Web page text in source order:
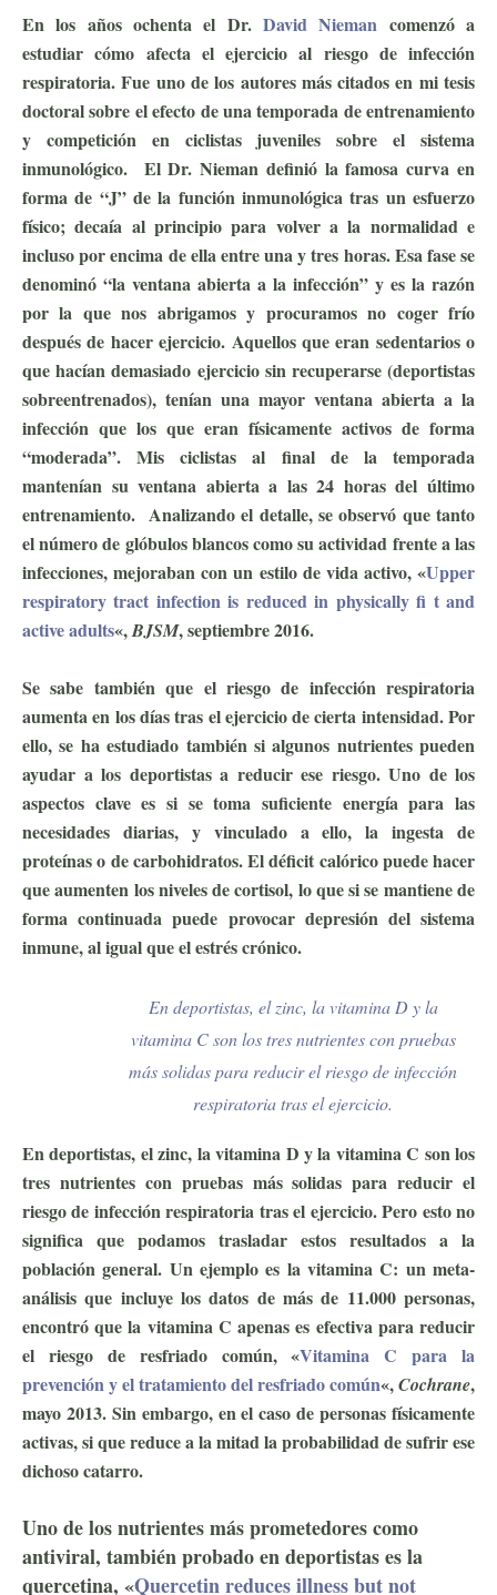
En los años ochenta el Dr. David Nieman comenzó a
estudiar cómo afecta el ejercicio al riesgo de infección
respiratoria. Fue uno de los autores más citados en mi tesis
doctoral sobre el efecto de una temporada de entrenamiento
y competición en ciclistas juveniles sobre el sistema
inmunológico. El Dr. Nieman definió la famosa curva en
forma de “J” de la función inmunológica tras un esfuerzo
físico; decaía al principio para volver a la normalidad e
incluso por encima de ella entre una y tres horas. Esa fase se
denominó “la ventana abierta a la infección” y es la razón
por la que nos abrigamos y procuramos no coger frío
después de hacer ejercicio. Aquellos que eran sedentarios o
que hacían demasiado ejercicio sin recuperarse (deportistas
sobreentrenados), tenían una mayor ventana abierta a la
infección que los que eran físicamente activos de forma
“moderada”. Mis ciclistas al final de la temporada
mantenían su ventana abierta a las 24 horas del último
entrenamiento. Analizando el detalle, se observó que tanto
el número de glóbulos blancos como su actividad frente a las
infecciones, mejoraban con un estilo de vida activo, «Upper
respiratory tract infection is reduced in physically fi t and
active adults«,BJSM, septiembre 2016.
Se sabe también que el riesgo de infección respiratoria
aumenta en los días tras el ejercicio de cierta intensidad. Por
ello, se ha estudiado también si algunos nutrientes pueden
ayudar a los deportistas a reducir ese riesgo. Uno de los
aspectos clave es si se toma suficiente energía para las
necesidades diarias, y vinculado a ello, la ingesta de
proteínas o de carbohidratos. El déficit calórico puede hacer
que aumenten los niveles de cortisol, lo que si se mantiene de
forma continuada puede provocar depresión del sistema
inmune, al igual que el estrés crónico.
En deportistas, el zinc, la vitamina D y la
vitamina C son los tres nutrientes con pruebas
más solidas para reducir el riesgo de infección
respiratoria tras el ejercicio.
En deportistas, el zinc, la vitamina D y la vitamina C son los
tres nutrientes con pruebas más solidas para reducir el
riesgo de infección respiratoria tras el ejercicio. Pero esto no
significa que podamos trasladar estos resultados a la
población general. Un ejemplo es la vitamina C: un meta-
análisis que incluye los datos de más de 11.000 personas,
encontró que la vitamina C apenas es efectiva para reducir
el riesgo de resfriado común, «Vitamina C para la
prevención y el tratamiento del resfriado común«,Cochrane,
mayo 2013. Sin embargo, en el caso de personas físicamente
activas, si que reduce a la mitad la probabilidad de sufrir ese
dichoso catarro.
Uno de los nutrientes más prometedores como
antiviral, también probado en deportistas es la
quercetina, «Quercetin reduces illness but not